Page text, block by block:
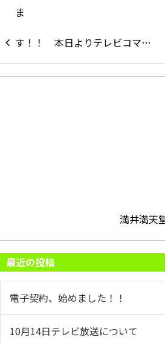
本日よりテレビコマ…
満井満天
最近の投稿
電子契約、始めました！！
10月14日テレビ放送について